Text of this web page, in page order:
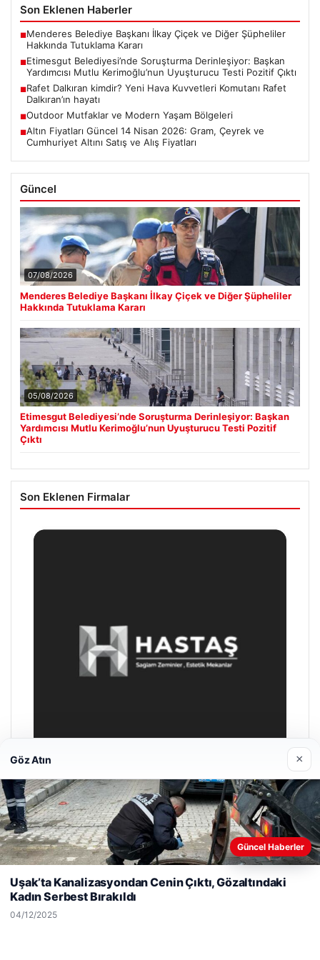
Son Eklenen Haberler
■Menderes Belediye Başkanı İlkay Çiçek ve Diğer Şüpheliler
Hakkında Tutuklama Kararı
■Etimesgut Belediyesi’nde Soruşturma Derinleşiyor: Başkan
Yardımcısı Mutlu Kerimoğlu’nun Uyuşturucu Testi Pozitif Çıktı
■Rafet Dalkıran kimdir? Yeni Hava Kuvvetleri Komutanı Rafet
Dalkıran’ın hayatı
■Outdoor Mutfaklar ve Modern Yaşam Bölgeleri
■Altın Fiyatları Güncel 14 Nisan 2026: Gram, Çeyrek ve
Cumhuriyet Altını Satış ve Alış Fiyatları
Güncel
07/08/2026
Menderes Belediye Başkanı İlkay Çiçek ve Diğer Şüpheliler
Hakkında Tutuklama Kararı
05/08/2026
Etimesgut Belediyesi’nde Soruşturma Derinleşiyor: Başkan
Yardımcısı Mutlu Kerimoğlu’nun Uyuşturucu Testi Pozitif
Çıktı
Son Eklenen Firmalar
Prenses Night Club
29/04/2026
Web sitemizi nasıl kullandığınızı daha iyi anlayabilmek,
kullanıyoruz.Çerez Politikamız
Göz Atın ×
Güncel Haberler
Uşak’ta Kanalizasyondan Cenin Çıktı, Gözaltındaki
Kadın Serbest Bırakıldı
04/12/2025